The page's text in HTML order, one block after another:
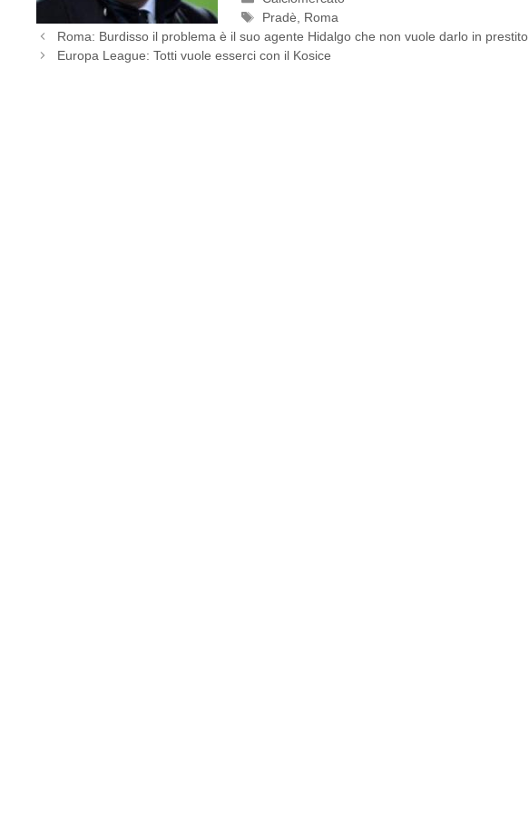
Tag
Pradè, Roma
Roma: Burdisso il problema è il suo agente Hidalgo che non vuole darlo in prestito
Europa League: Totti vuole esserci con il Kosice